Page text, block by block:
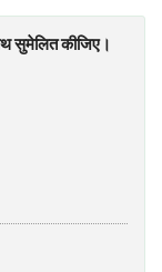
सुमेलित कीजिए।